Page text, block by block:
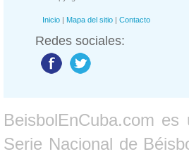
Inicio | Mapa del sitio | Contacto
Redes sociales:
BeisbolEnCuba.com
Serie Nacional de